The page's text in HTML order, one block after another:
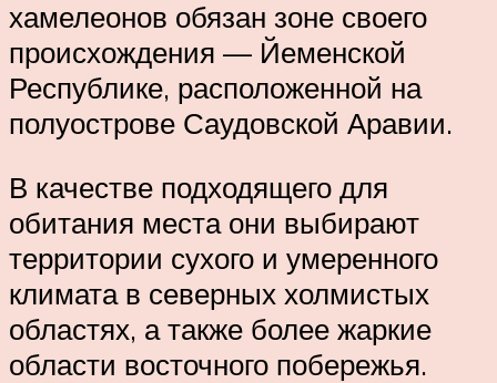
хамелеонов обязан зоне своего
происхождения — Йеменской
Республике, расположенной на
полуострове Саудовской Аравии.
В качестве подходящего для
обитания места они выбирают
территории сухого и умеренного
климата в северных холмистых
областях, а также более жаркие
области восточного побережья.